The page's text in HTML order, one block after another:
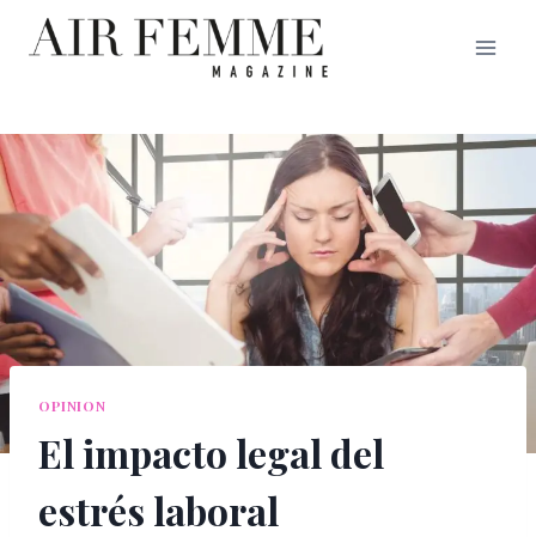
Saltar
OPINION
El impacto legal del
estrés laboral